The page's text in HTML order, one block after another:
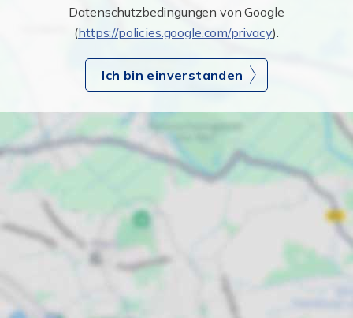
Datenschutzbedingungen von Google
(https://policies.google.com/privacy).
Ich bin einverstanden